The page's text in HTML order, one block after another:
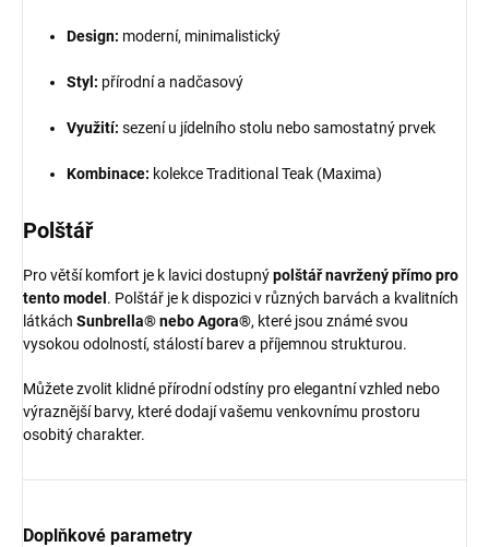
Design: moderní, minimalistický
Styl: přírodní a nadčasový
Využití: sezení u jídelního stolu nebo samostatný prvek
Kombinace: kolekce Traditional Teak (Maxima)
Polštář
Pro větší komfort je k lavici dostupnýpolštář navržený přímo pro
tento model . Polštář je k dispozici v různých barvách a kvalitních
látkách Sunbrella® nebo Agora®, které jsou známé svou
vysokou odolností, stálostí barev a příjemnou strukturou.
Můžete zvolit klidné přírodní odstíny pro elegantní vzhled nebo
výraznější barvy, které dodají vašemu venkovnímu prostoru
osobitý charakter.
Doplňkové parametry